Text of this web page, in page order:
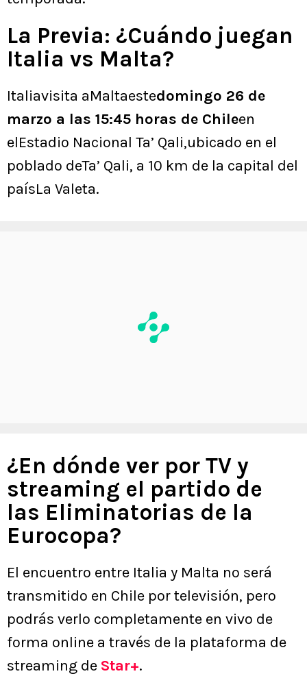
La Previa: ¿Cuándo juegan
Italia vs Malta?
Italiavisita aMaltaestedomingo 26 de
marzo a las 15:45 horas de Chileen
elEstadio Nacional Ta’ Qali,ubicado en el
poblado deTa’ Qali, a 10 km de la capital del
paísLa Valeta.
¿En dónde ver por TV y
streaming el partido de
las Eliminatorias de la
Eurocopa?
El encuentro entre Italia y Malta no será
transmitido en Chile por televisión, pero
podrás verlo completamente en vivo de
forma online a través de la plataforma de
streaming de Star+.